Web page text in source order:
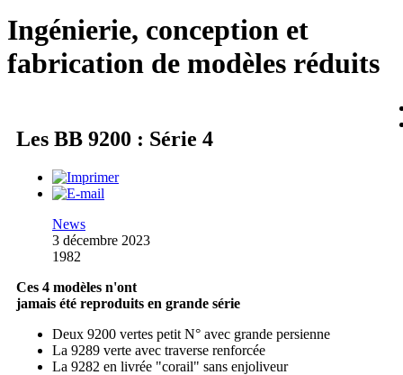
Ingénierie, conception et
fabrication de modèles réduits
Les BB 9200 : Série 4
News
3 décembre 2023
1982
Ces 4 modèles n'ont
jamais été reproduits en grande série
Deux 9200 vertes petit N° avec grande persienne
La 9289 verte avec traverse renforcée
La 9282 en livrée "corail" sans enjoliveur